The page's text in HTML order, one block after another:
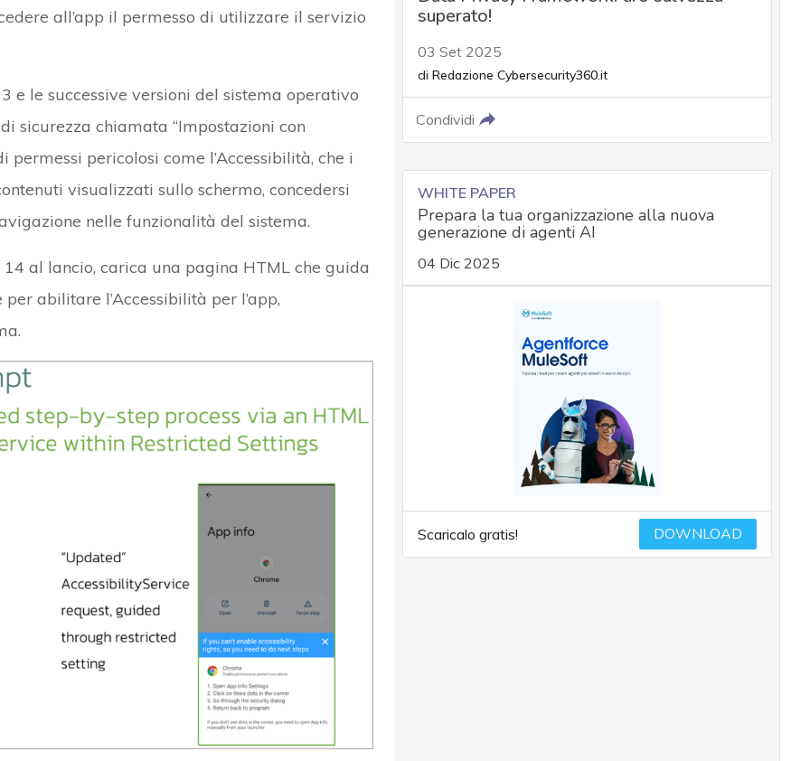
all’app il permesso di utilizzare il servizio
e le successive versioni del sistema operativo
sicurezza chiamata “Impostazioni con
permessi pericolosi come l’Accessibilità, che i
visualizzati sullo schermo, concedersi
nelle funzionalità del sistema.
al lancio, carica una pagina HTML che guida
abilitare l’Accessibilità per l’app,
superato!
03 Set 2025
di Redazione Cybersecurity360.it
Condividi
WHITE PAPER
Prepara la tua organizzazione alla nuova
generazione di agenti AI
04 Dic 2025
Scaricalo gratis! DOWNLOAD